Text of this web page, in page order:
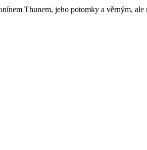
Thunem, jeho potomky a věrným,